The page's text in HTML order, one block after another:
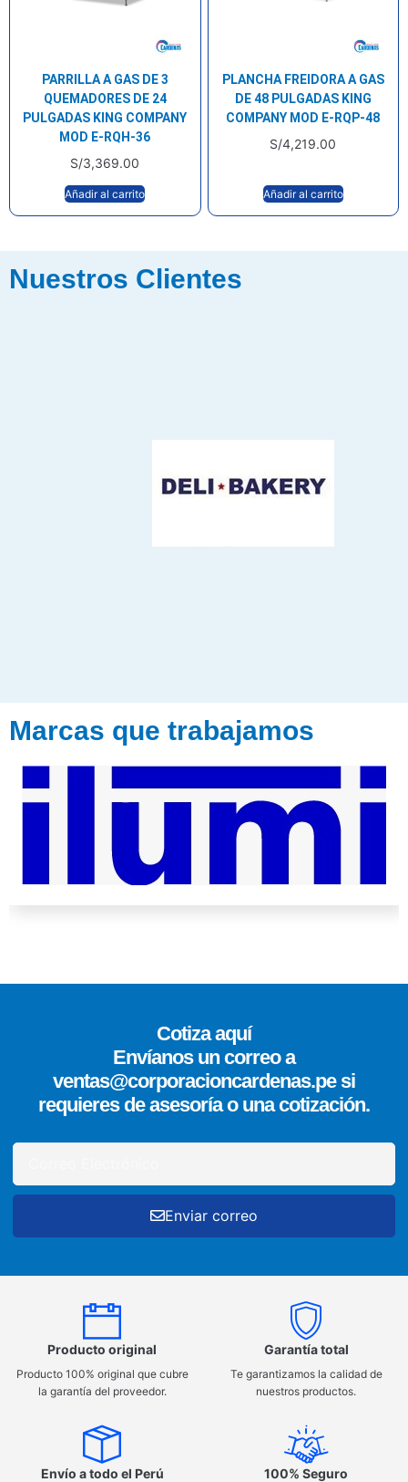
PARRILLA A GAS DE 3
QUEMADORES DE 24
PULGADAS KING COMPANY
MOD E-RQH-36
S/3,369.00
Añadir al carrito
PLANCHA FREIDORA A GAS
DE 48 PULGADAS KING
COMPANY MOD E-RQP-48
S/4,219.00
Añadir al carrito
Nuestros Clientes
Marcas que trabajamos
Cotiza aquí
Envíanos un correo a
ventas@corporacioncardenas.pe si
requieres de asesoría o una cotización.
Enviar correo
Producto original
Producto 100% original que cubre
la garantía del proveedor.
Garantía total
Te garantizamos la calidad de
nuestros productos.
Envío a todo el Perú 100% Seguro